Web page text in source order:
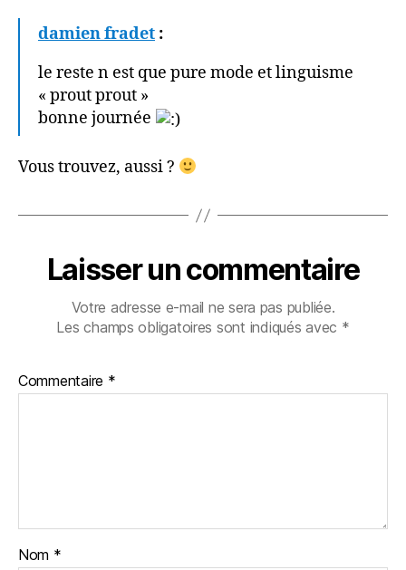
damien fradet :
le reste n est que pure mode et linguisme
« prout prout »
bonne journée
Vous trouvez, aussi ?
Laisser un commentaire
Votre adresse e-mail ne sera pas publiée.
Les champs obligatoires sont indiqués avec *
Commentaire *
Nom *